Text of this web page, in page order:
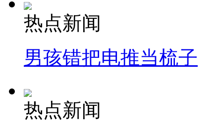
热点新闻
男孩错把电推当梳子
热点新闻